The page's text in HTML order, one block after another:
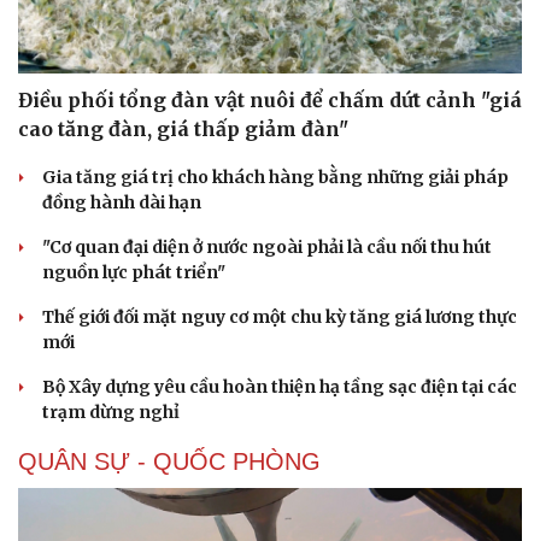
Điều phối tổng đàn vật nuôi để chấm dứt cảnh "giá
cao tăng đàn, giá thấp giảm đàn"
Gia tăng giá trị cho khách hàng bằng những giải pháp
đồng hành dài hạn
"Cơ quan đại diện ở nước ngoài phải là cầu nối thu hút
nguồn lực phát triển"
Thế giới đối mặt nguy cơ một chu kỳ tăng giá lương thực
mới
Bộ Xây dựng yêu cầu hoàn thiện hạ tầng sạc điện tại các
trạm dừng nghỉ
QUÂN SỰ - QUỐC PHÒNG